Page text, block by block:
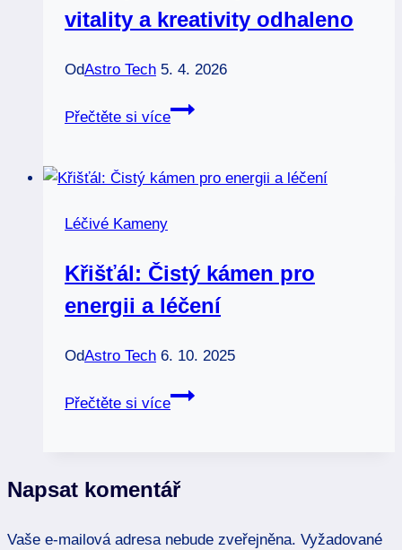
vitality a kreativity odhaleno
OdAstro Tech 5. 4. 2026
Přečtěte si více
Tiffany
vitality
Léčivé Kameny
Křišťál: Čistý kámen pro
energii a léčení
OdAstro Tech 6. 10. 2025
Přečtěte si více
Křišťál:
energii
léčení
Napsat komentář
Vaše e-mailová adresa nebude zveřejněna. Vyžadované